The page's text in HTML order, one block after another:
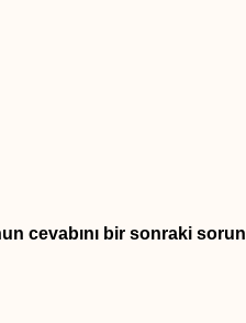
cevabını bir sonraki